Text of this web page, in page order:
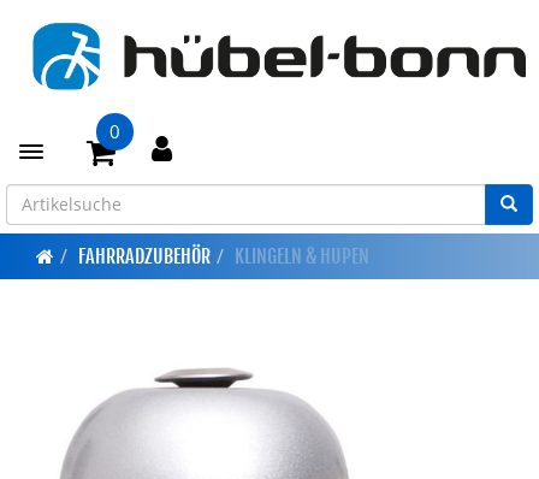
Toggle navigation
0
FAHRRADZUBEHÖR KLINGELN & HUPEN